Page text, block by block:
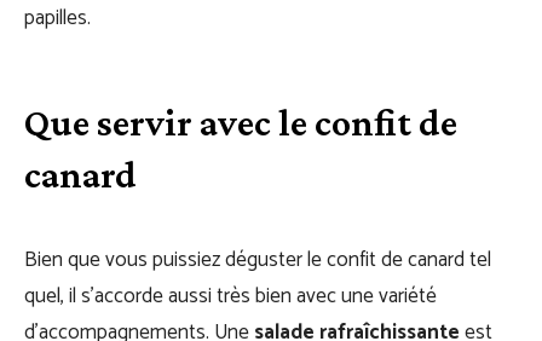
papilles.
Que servir avec le confit de
canard
Bien que vous puissiez déguster le confit de canard tel
quel, il s’accorde aussi très bien avec une variété
d’accompagnements. Unesalade rafraîchissanteest